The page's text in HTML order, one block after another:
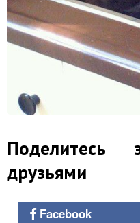
друзьями
Facebook